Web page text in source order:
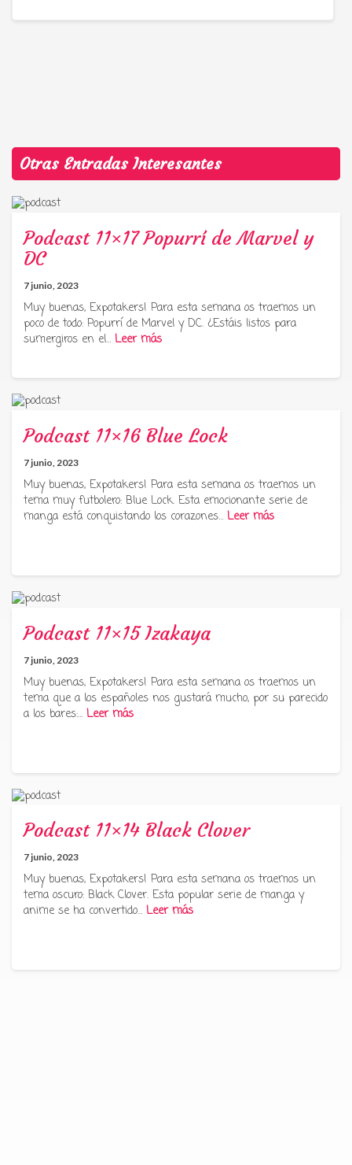
Otras Entradas Interesantes
Podcast 11×17 Popurrí de Marvel y
DC
7 junio, 2023
Muy buenas, Expotakers! Para esta semana os traemos un
poco de todo: Popurrí de Marvel y DC. ¿Estáis listos para
sumergiros en el… Leer más
Podcast 11×16 Blue Lock
7 junio, 2023
Muy buenas, Expotakers! Para esta semana os traemos un
tema muy futbolero: Blue Lock. Esta emocionante serie de
manga está conquistando los corazones… Leer más
Podcast 11×15 Izakaya
7 junio, 2023
Muy buenas, Expotakers! Para esta semana os traemos un
tema que a los españoles nos gustará mucho, por su parecido
a los bares:… Leer más
Podcast 11×14 Black Clover
7 junio, 2023
Muy buenas, Expotakers! Para esta semana os traemos un
tema oscuro: Black Clover. Esta popular serie de manga y
anime se ha convertido… Leer más